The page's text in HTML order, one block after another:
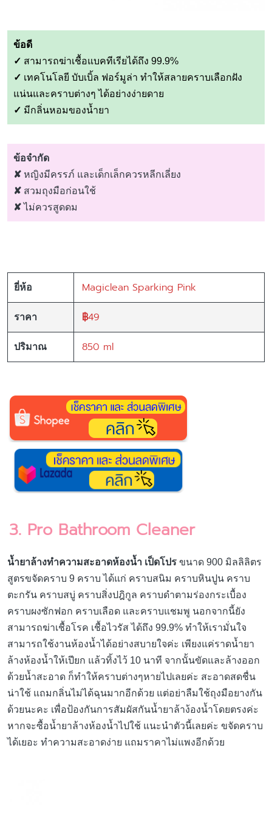
ข้อดี
✓ สามารถฆ่าเชื้อแบคทีเรียได้ถึง 99.9%
✓ เทคโนโลยี บับเบิ้ล ฟอร์มูล่า ทำให้สลายคราบเลือกฝัง
แน่นและคราบต่างๆ ได้อย่างง่ายดาย
✓ มีกลิ่นหอมของน้ำยา
ข้อจำกัด
✘ หญิงมีครรภ์ และเด็กเล็กควรหลีกเลี่ยง
✘ สวมถุงมือก่อนใช้
✘ไม่ควรสูดดม
ยี่ห้อ Magiclean Sparking Pink
ราคา ฿49
ปริมาณ 850 ml
3. Pro Bathroom Cleaner
น้ำยาล้างทำความสะอาดห้องน้ำ เป็ดโปร ขนาด 900 มิลลิลิตร
สูตรขจัดคราบ 9 คราบ ได้แก่ คราบสนิม คราบหินปูน คราบ
ตะกรัน คราบสบู่ คราบสิ่งปฎิกูล คราบดำตามร่องกระเบื้อง
คราบผงซักฟอก คราบเลือด และคราบแชมพู นอกจากนี้ยัง
สามารถฆ่าเชื้อโรค เชื้อไวรัส ได้ถึง 99.9% ทำให้เรามั่นใจ
สามารถใช้งานห้องน้ำได้อย่างสบายใจค่ะ เพียงแค่ราดน้ำยา
ล้างห้องน้ำให้เปียก แล้วทิ้งไว้ 10 นาที จากนั้นขัดและล้างออก
ด้วยน้ำสะอาด ก็ทำให้คราบต่างๆหายไปเลยค่ะ สะอาดสดชื่น
น่าใช้ แถมกลิ่นไม่ได้ฉุนมากอีกด้วย แต่อย่าลืมใช้ถุงมือยางกัน
ด้วยนะคะ เพื่อป้องกันการสัมผัสกันน้ำยาล้าง้องน้ำโดยตรงค่ะ
หากจะซื้อน้ำยาล้างห้องน้ำไปใช้ แนะนำตัวนี้เลยค่ะ ขจัดคราบ
ได้เยอะ ทำความสะอาดง่าย แถมราคาไม่แพงอีกด้วย